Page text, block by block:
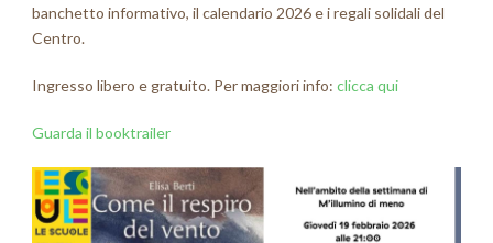
banchetto informativo, il calendario 2026 e i regali solidali del
Centro.
Ingresso libero e gratuito. Per maggiori info: clicca qui
Guarda il booktrailer